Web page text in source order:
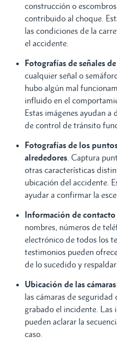
construcción o
contribuido al choque.
las condiciones de la
el accidente.
Fotografías de señales
cualquier señal o
hubo algún mal
influido en el
Estas imágenes ayudan
de control de tránsito
Fotografías de los
alrededores . Captura
otras características
ubicación del accidente.
ayudar a confirmar la
Información de contacto
nombres, números de
electrónico de todos los
testimonios pueden
de lo sucedido y
Ubicación de las
las cámaras de seguridad
grabado el incidente. Las
pueden aclarar la
caso.